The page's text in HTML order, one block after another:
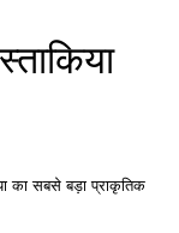
का सबसे बड़ा प्राकृतिक